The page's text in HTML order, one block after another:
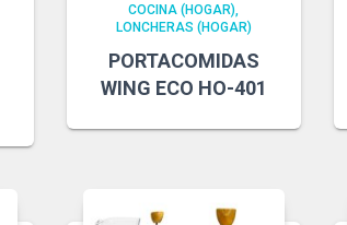
COCINA (HOGAR)
LONCHERAS (HOGAR)
PORTACOMIDAS
WING ECO HO-401